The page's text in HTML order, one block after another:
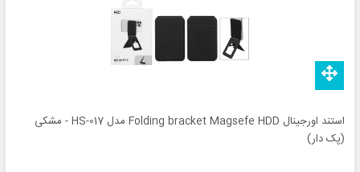
استند اورجینال Folding bracket Magsefe HDD مدل HS-017 - مشکی
(پک دار)